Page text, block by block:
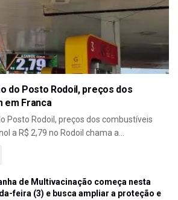
do Posto Rodoil, preços dos
em Franca
Posto Rodoil, preços dos combustíveis
a R$ 2,79 no Rodoil chama a...
de Multivacinação começa nesta
feira (3) e busca ampliar a proteção e